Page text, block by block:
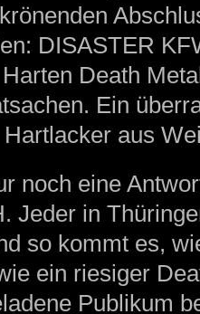
krönenden
DISASTER
Death
Ein
aus
noch eine
Jeder in
so kommt es,
ein riesiger
Publikum